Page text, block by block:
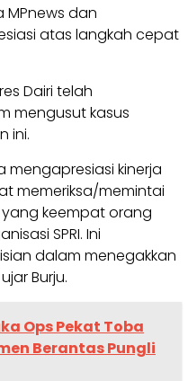
MPnews dan
atas langkah cepat
Dairi telah
mengusut kasus
ini.
mengapresiasi kinerja
memeriksa/memintai
keempat orang
SPRI. Ini
dalam menegakkan
Burju.
Ops Pekat Toba
Berantas Pungli